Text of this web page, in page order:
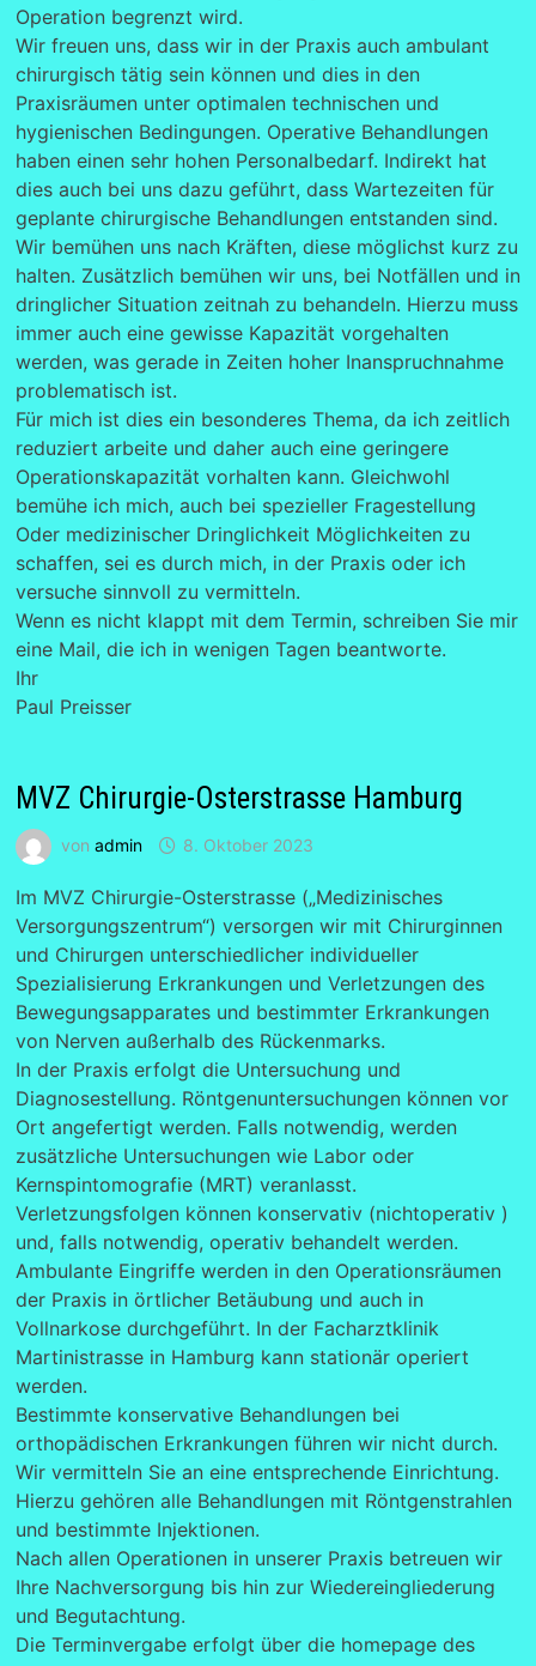
Operation begrenzt wird.
Wir freuen uns, dass wir in der Praxis auch ambulant
chirurgisch tätig sein können und dies in den
Praxisräumen unter optimalen technischen und
hygienischen Bedingungen. Operative Behandlungen
haben einen sehr hohen Personalbedarf. Indirekt hat
dies auch bei uns dazu geführt, dass Wartezeiten für
geplante chirurgische Behandlungen entstanden sind.
Wir bemühen uns nach Kräften, diese möglichst kurz zu
halten. Zusätzlich bemühen wir uns, bei Notfällen und in
dringlicher Situation zeitnah zu behandeln. Hierzu muss
immer auch eine gewisse Kapazität vorgehalten
werden, was gerade in Zeiten hoher Inanspruchnahme
problematisch ist.
Für mich ist dies ein besonderes Thema, da ich zeitlich
reduziert arbeite und daher auch eine geringere
Operationskapazität vorhalten kann. Gleichwohl
bemühe ich mich, auch bei spezieller Fragestellung
Oder medizinischer Dringlichkeit Möglichkeiten zu
schaffen, sei es durch mich, in der Praxis oder ich
versuche sinnvoll zu vermitteln.
Wenn es nicht klappt mit dem Termin, schreiben Sie mir
eine Mail, die ich in wenigen Tagen beantworte.
Ihr
Paul Preisser
MVZ Chirurgie-Osterstrasse Hamburg
von admin 8. Oktober 2023
Im MVZ Chirurgie-Osterstrasse („Medizinisches
Versorgungszentrum“) versorgen wir mit Chirurginnen
und Chirurgen unterschiedlicher individueller
Spezialisierung Erkrankungen und Verletzungen des
Bewegungsapparates und bestimmter Erkrankungen
von Nerven außerhalb des Rückenmarks.
In der Praxis erfolgt die Untersuchung und
Diagnosestellung. Röntgenuntersuchungen können vor
Ort angefertigt werden. Falls notwendig, werden
zusätzliche Untersuchungen wie Labor oder
Kernspintomografie (MRT) veranlasst.
Verletzungsfolgen können konservativ (nichtoperativ )
und, falls notwendig, operativ behandelt werden.
Ambulante Eingriffe werden in den Operationsräumen
der Praxis in örtlicher Betäubung und auch in
Vollnarkose durchgeführt. In der Facharztklinik
Martinistrasse in Hamburg kann stationär operiert
werden.
Bestimmte konservative Behandlungen bei
orthopädischen Erkrankungen führen wir nicht durch.
Wir vermitteln Sie an eine entsprechende Einrichtung.
Hierzu gehören alle Behandlungen mit Röntgenstrahlen
und bestimmte Injektionen.
Nach allen Operationen in unserer Praxis betreuen wir
Ihre Nachversorgung bis hin zur Wiedereingliederung
und Begutachtung.
Die Terminvergabe erfolgt über die homepage des